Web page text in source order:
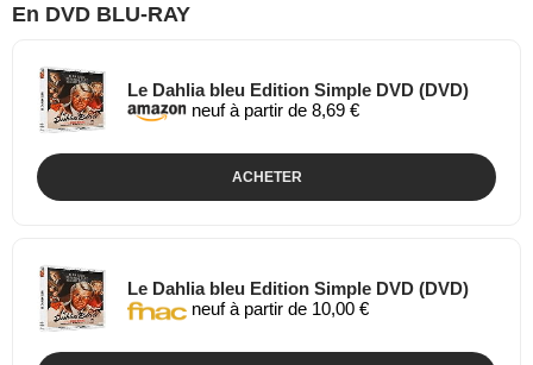
En DVD BLU-RAY
Le Dahlia bleu Edition Simple DVD (DVD)
neuf à partir de 8,69 €
ACHETER
Le Dahlia bleu Edition Simple DVD (DVD)
neuf à partir de 10,00 €